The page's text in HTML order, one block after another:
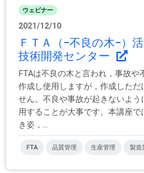
ウェビナー
2021/12/10
ＦＴＡ（−不良の木−）
技術開発センター
FTAは不良の木と言われ，事故や
作成し使用しますが，作成しただ
せん。不良や事故が起きないよう
用することが大事です。本講座で
き姿，...
FTA 品質管理 生産管理 製造